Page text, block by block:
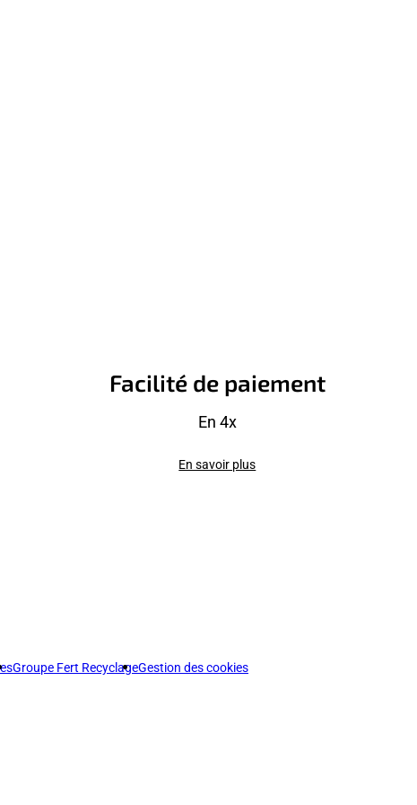
Facilité de paiement
En 4x
En savoir plus
Groupe Fert RecyclageGestion des cookies